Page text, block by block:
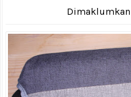
Dimaklumkan